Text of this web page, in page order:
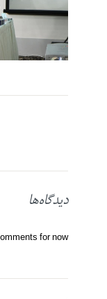
دیدگاه‌ها
for now.